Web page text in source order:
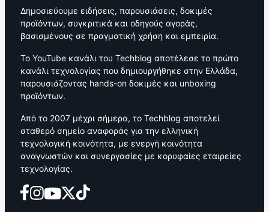
Δημοσιεύουμε ειδήσεις, παρουσιάσεις, δοκιμές
προϊόντων, συγκριτικά και οδηγούς αγοράς,
βασισμένους σε πραγματική χρήση και εμπειρία.
Το YouTube κανάλι του Techblog αποτέλεσε το πρώτο
κανάλι τεχνολογίας που δημιουργήθηκε στην Ελλάδα,
παρουσιάζοντας hands-on δοκιμές και unboxing
προϊόντων.
Από το 2007 μέχρι σήμερα, το Techblog αποτελεί
σταθερό σημείο αναφοράς για την ελληνική
τεχνολογική κοινότητα, με ενεργή κοινότητα
αναγνωστών και συνεργασίες με κορυφαίες εταιρείες
τεχνολογίας.